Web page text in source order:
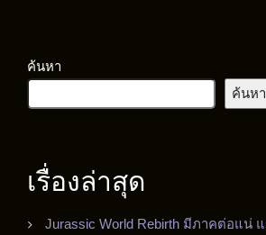
ค้นหา
ค้นหา
เรื่องล่าสุด
Jurassic World Rebirth มีภาคต่อแน่ แ